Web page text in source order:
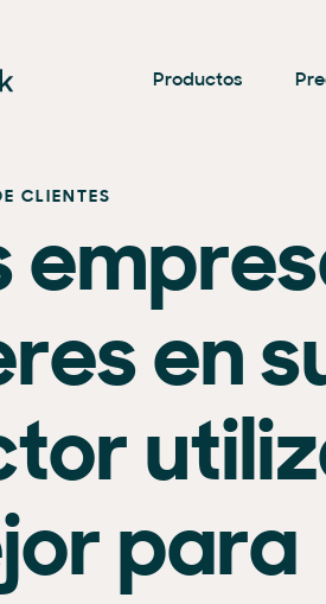
Productos
CLIENTES
en
para